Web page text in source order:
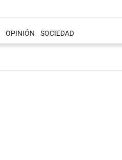
OPINIÓN SOCIEDAD